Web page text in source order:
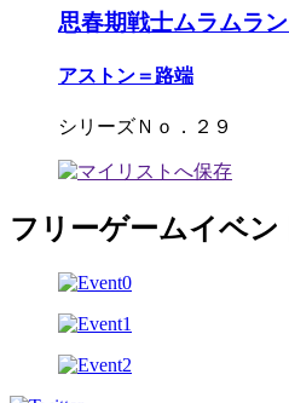
思春期戦士ムラムラ
アストン＝路端
シリーズＮｏ．２９
フリーゲームイベン